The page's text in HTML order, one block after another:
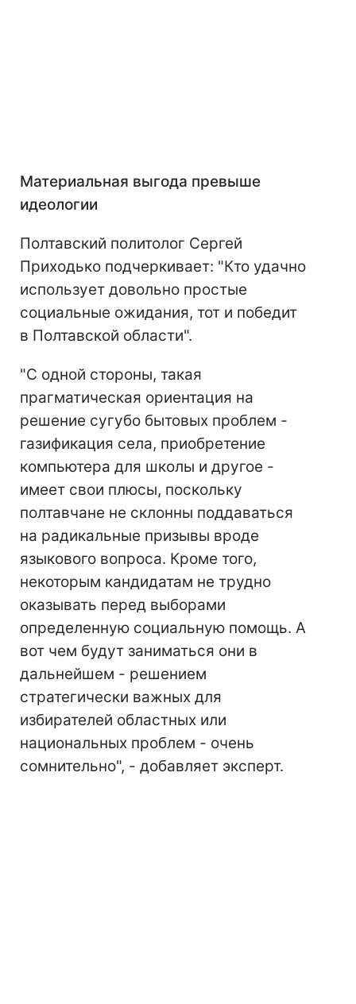
Материальная выгода превыше
идеологии
Полтавский политолог Сергей
Приходько подчеркивает: "Кто удачно
использует довольно простые
социальные ожидания, тот и победит
в Полтавской области".
"С одной стороны, такая
прагматическая ориентация на
решение сугубо бытовых проблем -
газификация села, приобретение
компьютера для школы и другое -
имеет свои плюсы, поскольку
полтавчане не склонны поддаваться
на радикальные призывы вроде
языкового вопроса. Кроме того,
некоторым кандидатам не трудно
оказывать перед выборами
определенную социальную помощь. А
вот чем будут заниматься они в
дальнейшем - решением
стратегически важных для
избирателей областных или
национальных проблем - очень
сомнительно", - добавляет эксперт.